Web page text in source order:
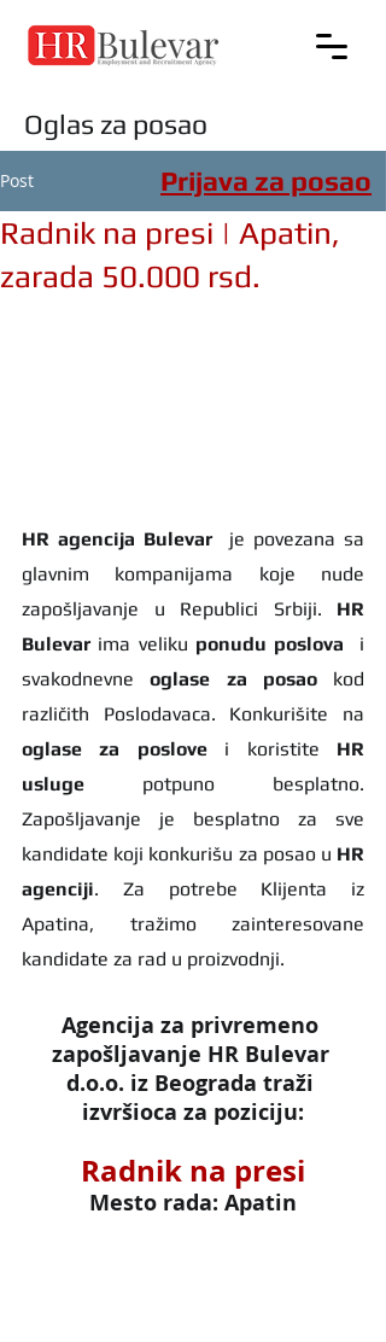
Oglas za posao
Post
Radnik na presi | Apatin,
zarada 50.000 rsd.
HR agencija Bulevar
  je povezana sa
glavnim kompanijama koje nude
zapošljavanje u Republici Srbiji. HR
Bulevar ima veliku ponudu poslova
  i
svakodnevne oglase za posao kod
oglase za poslove i koristite HR
usluge potpuno besplatno.
Zapošljavanje je besplatno za sve
kandidate koji konkurišu za posao u HR
agenciji. Za potrebe Klijenta iz
Apatina, tražimo zainteresovane
kandidate za rad u proizvodnji.
Agencija za privremeno
zapošljavanje HR Bulevar
d.o.o. iz Beograda traži
izvršioca za poziciju:
Radnik na presi
Mesto rada: Apatin
Prijava za posao